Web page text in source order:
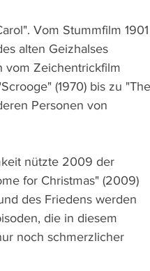
Vom Stummfilm 1901
alten Geizhalses
vom Zeichentrickfilm
(1970) bis zu "The
Personen von
nützte 2009 der
for Christmas" (2009)
des Friedens werden
die in diesem
noch schmerzlicher